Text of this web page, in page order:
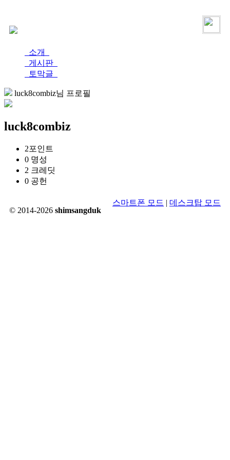
소개
게시판
토막글
luck8combiz님 프로필
luck8combiz
2포인트
0 명성
2 크레딧
0 공헌
© 2014-2026 shimsangduk
스마트폰 모드 | 데스크탑 모드